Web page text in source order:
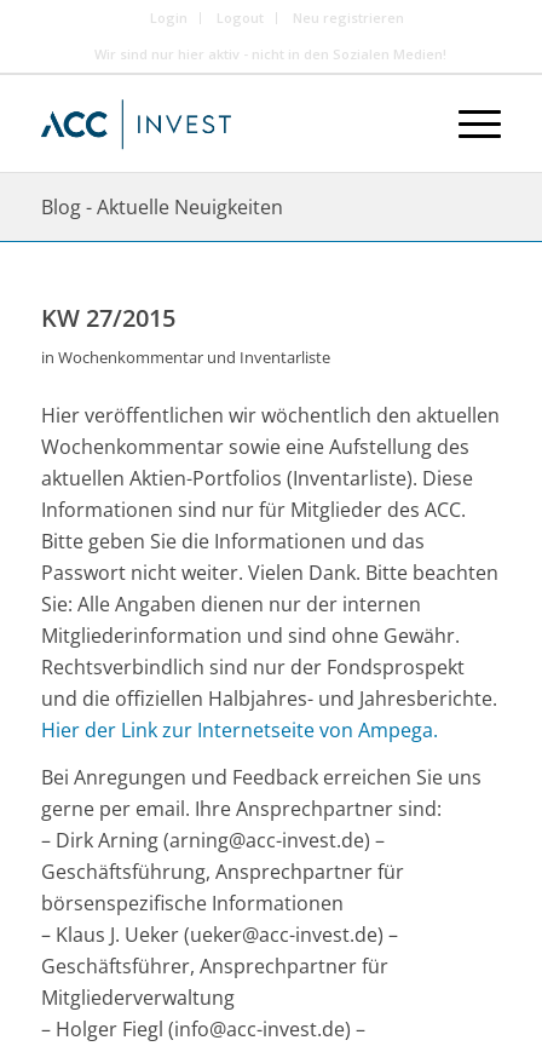
Login Logout
Neu registrieren
Wir sind nur hier aktiv - nicht in den Sozialen Medien!
Blog - Aktuelle Neuigkeiten
KW 27/2015
in Wochenkommentar und Inventarliste
Hier veröffentlichen wir wöchentlich den aktuellen
Wochenkommentar sowie eine Aufstellung des
aktuellen Aktien-Portfolios (Inventarliste). Diese
Informationen sind nur für Mitglieder des ACC.
Bitte geben Sie die Informationen und das
Passwort nicht weiter. Vielen Dank. Bitte beachten
Sie: Alle Angaben dienen nur der internen
Mitgliederinformation und sind ohne Gewähr.
Rechtsverbindlich sind nur der Fondsprospekt
und die offiziellen Halbjahres- und Jahresberichte.
Hier der Link zur Internetseite von Ampega.
Bei Anregungen und Feedback erreichen Sie uns
gerne per email. Ihre Ansprechpartner sind:
– Dirk Arning (arning@acc-invest.de) –
Geschäftsführung, Ansprechpartner für
börsenspezifische Informationen
– Klaus J. Ueker (ueker@acc-invest.de) –
Geschäftsführer, Ansprechpartner für
Mitgliederverwaltung
– Holger Fiegl (info@acc-invest.de) –